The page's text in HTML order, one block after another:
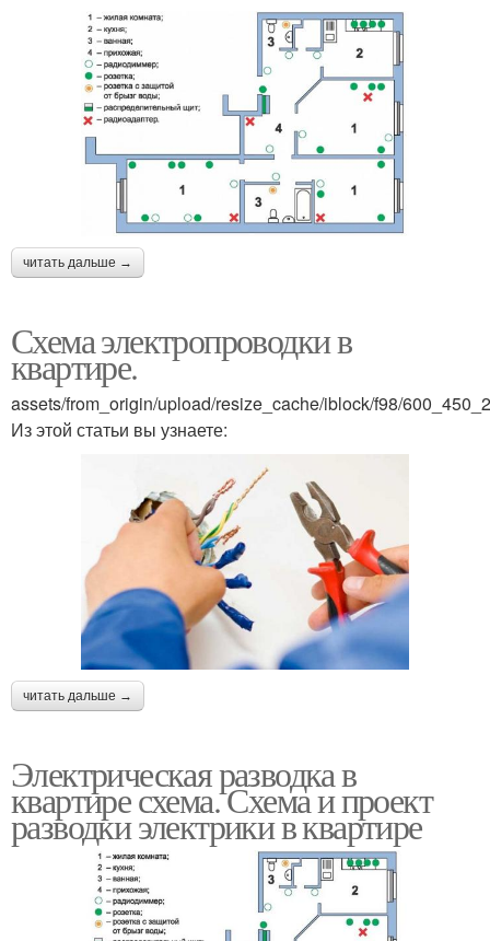
читать дальше →
Схема электропроводки в
квартире.
assets/from_origin/upload/resize_cache/iblock/f98/
Из этой статьи вы узнаете:
читать дальше →
Электрическая разводка в
квартире схема. Схема и проект
разводки электрики в квартире